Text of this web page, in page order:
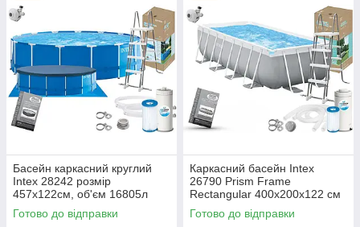
Басейн каркасний круглий
Intex 28242 розмір
457x122см, об'єм 16805л
(картриджний фільтр-насос,
драбина, тент, підкладка)
Готово до відправки
Каркасний басейн Intex
26790 Prism Frame
Rectangular 400x200x122 см
з насосом, фільтром та
драбиною
Готово до відправки